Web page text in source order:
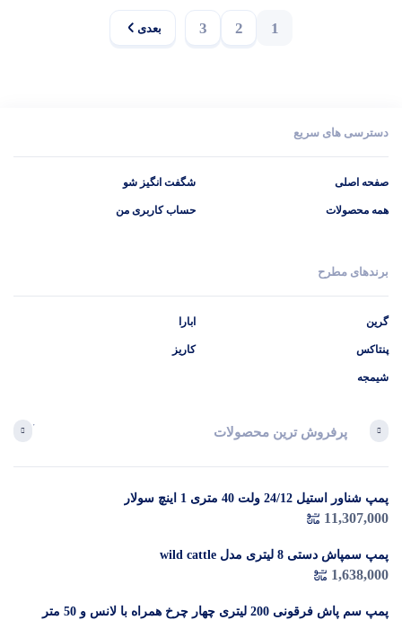
1
2
3 بعدی
دسترسی های سریع
صفحه اصلی
همه محصولات
شگفت انگیز شو
حساب کاربری من
برندهای مطرح
گرین
پنتاکس
شیمجه
ابارا
کاریز
پرفروش ترین محصولات
پمپ شناور استیل 24/12 ولت 40 متری 1 اینچ سولار
11,307,000
پمپ سمپاش دستی 8 لیتری مدل wild cattle
1,638,000
پمپ سم پاش فرقونی 200 لیتری چهار چرخ همراه با لانس و 50 متر